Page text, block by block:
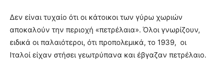
Δεν είναι τυχαίο ότι οι κάτοικοι των γύρω χωριών
αποκαλούν την περιοχή «πετρέλαια». Όλοι γνωρίζουν,
ειδικά οι παλαιότεροι, ότι προπολεμικά, το 1939, οι
Ιταλοί είχαν στήσει γεωτρύπανα και έβγαζαν πετρέλαιο.